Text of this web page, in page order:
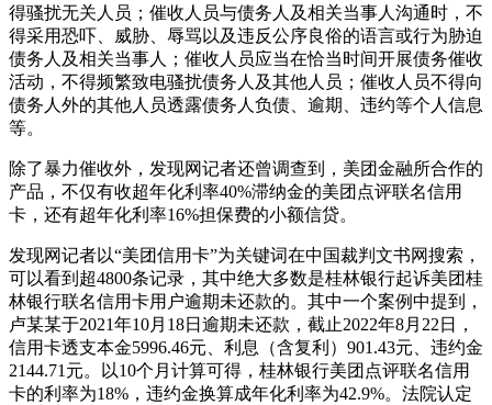
得骚扰无关人员；催收人员与债务人及相关当事人沟通时，不
得采用恐吓、威胁、辱骂以及违反公序良俗的语言或行为胁迫
债务人及相关当事人；催收人员应当在恰当时间开展债务催收
活动，不得频繁致电骚扰债务人及其他人员；催收人员不得向
债务人外的其他人员透露债务人负债、逾期、违约等个人信息
等。
除了暴力催收外，发现网记者还曾调查到，美团金融所合作的
产品，不仅有收超年化利率40%滞纳金的美团点评联名信用
卡，还有超年化利率16%担保费的小额信贷。
发现网记者以“美团信用卡”为关键词在中国裁判文书网搜索，
可以看到超4800条记录，其中绝大多数是桂林银行起诉美团桂
林银行联名信用卡用户逾期未还款的。其中一个案例中提到，
卢某某于2021年10月18日逾期未还款，截止2022年8月22日，
信用卡透支本金5996.46元、利息（含复利）901.43元、违约金
2144.71元。以10个月计算可得，桂林银行美团点评联名信用
卡的利率为18%，违约金换算成年化利率为42.9%。法院认定